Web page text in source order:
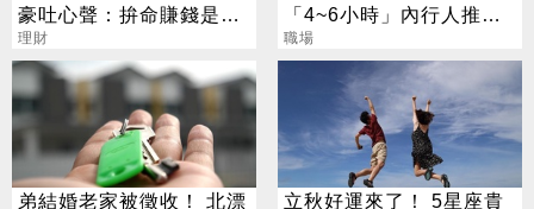
豪吐心聲：拚命賺錢是在
「超度自己」
理財
「4~6小時」內行人推這
行：月收10萬
職場
弟結婚老家被徵收！ 北漂 立秋好運來了！ 5星座貴